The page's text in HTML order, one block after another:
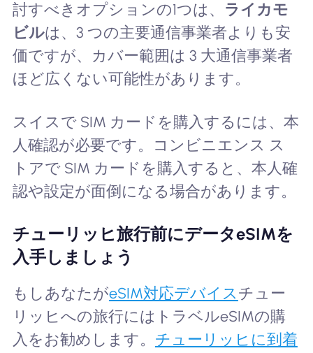
討すべきオプションの1つは、 ライカモ
ビルは、3 つの主要通信事業者よりも安
価ですが、カバー範囲は 3 大通信事業者
ほど広くない可能性があります。
スイスで SIM カードを購入するには、本
人確認が必要です。コンビニエンス ス
トアで SIM カードを購入すると、本人確
認や設定が面倒になる場合があります。
チューリッヒ旅行前にデータeSIMを
入手しましょう
もしあなたがeSIM対応デバイス チュー
リッヒへの旅行にはトラベルeSIMの購
入をお勧めします。 チューリッヒに到着